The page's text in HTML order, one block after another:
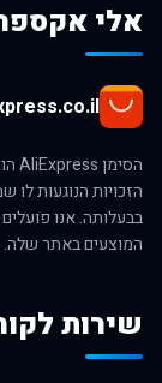
אלי
בבעלותה. אנו
המוצעים באתר שלה.
שירות